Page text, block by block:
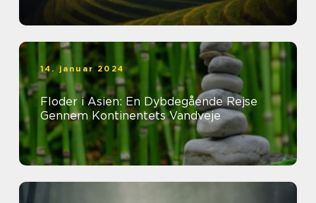
14. januar 2024
Floder i Asien: En Dybdegående Rejse
Gennem Kontinentets Vandveje